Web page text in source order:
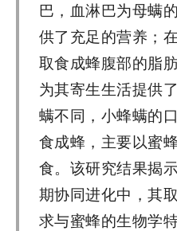
巴，血淋巴为母螨
供了充足的营养；
取食成蜂腹部的脂
为其寄生生活提供
螨不同，小蜂螨的
食成蜂，主要以蜜
食。该研究结果揭
期协同进化中，其
求与蜜蜂的生物学